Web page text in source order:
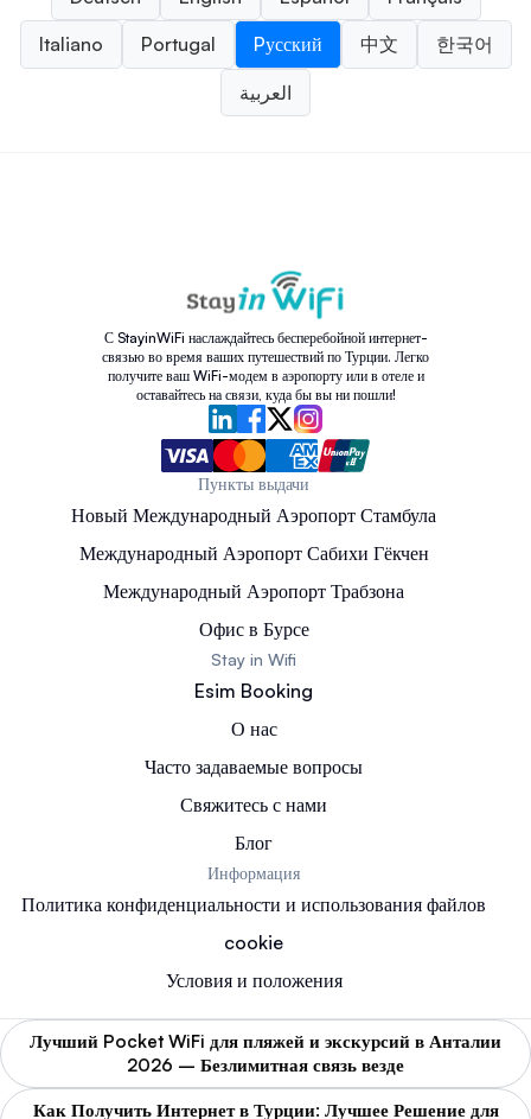
Italiano
Portugal Pусский 中文 한국어
العربية
С StayinWiFi наслаждайтесь бесперебойной интернет-
связью во время ваших путешествий по Турции. Легко
получите ваш WiFi-модем в аэропорту или в отеле и
оставайтесь на связи, куда бы вы ни пошли!
Пункты выдачи
Новый Международный Аэропорт Стамбула
Международный Аэропорт Сабихи Гёкчен
Международный Аэропорт Трабзона
Офис в Бурсе
Stay in Wifi
Esim Booking
О нас
Часто задаваемые вопросы
Свяжитесь с нами
Блог
Информация
Политика конфиденциальности и использования файлов
cookie
Условия и положения
Лучший Pocket WiFi для пляжей и экскурсий в Анталии
2026 – Безлимитная связь везде
Как Получить Интернет в Турции: Лучшее Решение для